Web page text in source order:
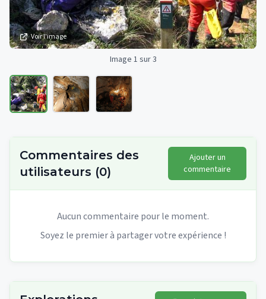
Voir l'image
Image 1 sur 3
Commentaires des
utilisateurs (0)
Ajouter un
commentaire
Aucun commentaire pour le moment.
Soyez le premier à partager votre expérience !